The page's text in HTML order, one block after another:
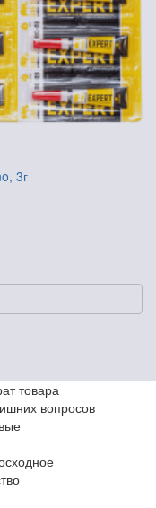
3г
товара
вопросов